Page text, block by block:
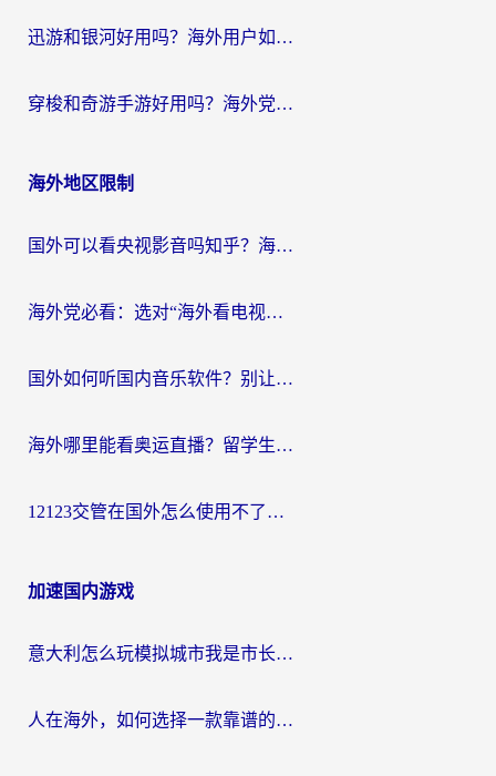
迅游和银河好用吗？海外用户如何选择回国加速器实现无缝访问国内资源
穿梭和奇游手游好用吗？海外党亲测3款回国加速器，附蜜蜂加速器七天试用攻略
海外地区限制
国外可以看央视影音吗知乎？海外党亲测有效的回国加速方案
海外党必看：选对“海外看电视剧软件”，再也不用愁国内剧刷不了
国外如何听国内音乐软件？别让地域限制，断了你的中文歌单
海外哪里能看奥运直播？留学生&海外华人必看的体育赛事观赛终极指南
12123交管在国外怎么使用不了？海外华人必看的无缝访问国内资源指南
加速国内游戏
意大利怎么玩模拟城市我是市长？海外党国服游戏加速终极攻略（附三国3量子特攻解决办法）
人在海外，如何选择一款靠谱的玩剑灵2加速器？